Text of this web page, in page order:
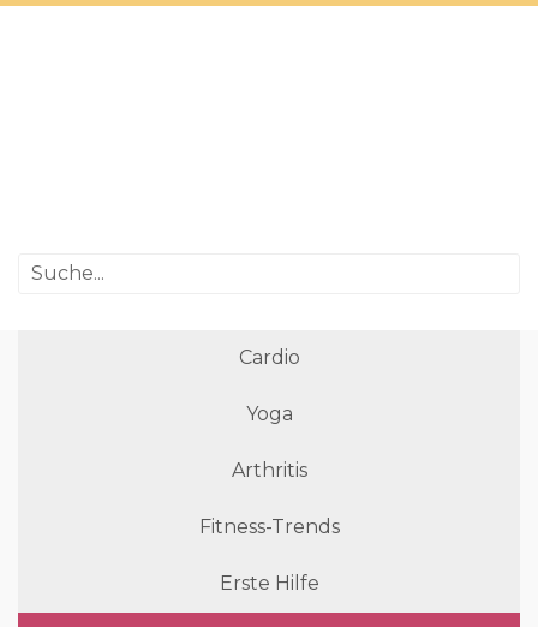
Cardio
Yoga
Arthritis
Fitness-Trends
Erste Hilfe